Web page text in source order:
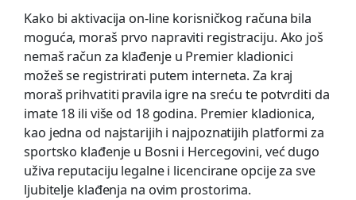
Kako bi aktivacija on-line korisničkog računa bila
moguća, moraš prvo napraviti registraciju. Ako još
nemaš račun za klađenje u Premier kladionici
možeš se registrirati putem interneta. Za kraj
moraš prihvatiti pravila igre na sreću te potvrditi da
imate 18 ili više od 18 godina. Premier kladionica,
kao jedna od najstarijih i najpoznatijih platformi za
sportsko klađenje u Bosni i Hercegovini, već dugo
uživa reputaciju legalne i licencirane opcije za sve
ljubitelje klađenja na ovim prostorima.